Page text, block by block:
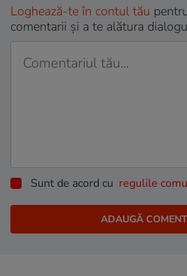
Loghează-te în contul tău
comentarii și a te alătura
Sunt de acord cu regulile